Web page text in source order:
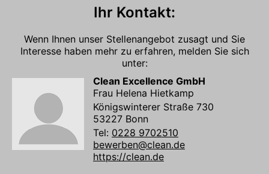
Ihr Kontakt:
Wenn Ihnen unser Stellenangebot zusagt und Sie
Interesse haben mehr zu erfahren, melden Sie sich
unter:
Clean Excellence GmbH
Frau Helena Hietkamp
Königswinterer Straße 730
53227 Bonn
Tel: 0228 9702510
bewerben@clean.de
https://clean.de